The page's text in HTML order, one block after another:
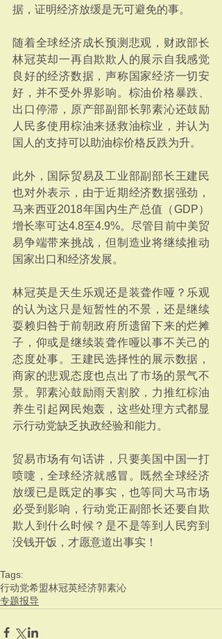
据，证明经济放缓是无可避免的事。
随着全球经济成长预测悲观，财政部长
林冠英却一再自欺欺人的展示自我感觉
良好的经济数据，声称国家经济一切安
好，并不受外界影响。棕油价格暴跌、
出口停滞，原产部副部长郭素沁还鼓励
人民多使用棕油来拯救油棕业，并认为
国人的支持可以助油棕价格反跌为升。
此外，国际贸易及工业部副部长王建民
也对外表示，由于近期经济数据强劲，
马来西亚2018年国内生产总值（GDP）
增长率可达4.8至4.9%。尽管目前中美贸
易争端带来挑战，但制造业将继续推动
国家出口和经济发展。
林冠英是天生乐观还是装聋作哑？乐观
的认为这只是短暂性的不景，还是继续
耍赖归咎于前朝政府所遗留下来的烂摊
子，仰或是继续装聋作哑以事不关己的
态度处事。王建民选择性的展示数据，
商家的悲观态度也点出了市场的景气不
景。郭素沁鼓励雨天割胶，力推红棕油
养生引起网民炮轰，这些处理方式都显
示行动党缺乏执政经验和能力。
贸易市场有句话讲，只要美国中国一打
喷嚏，全球经济就感冒。既然全球经济
放缓已是既定的事实，也等同大马市场
必受到影响，行动党正副部长还要自欺
欺人到什么时候？是不是等到人民穷到
没钱开饭，才愿意道出事实！
Tags:
行动党希盟林冠英经济郭素沁
专题报导